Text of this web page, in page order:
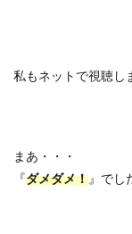
私もネットで視聴し
まあ・・・
『ダメダメ！』でし